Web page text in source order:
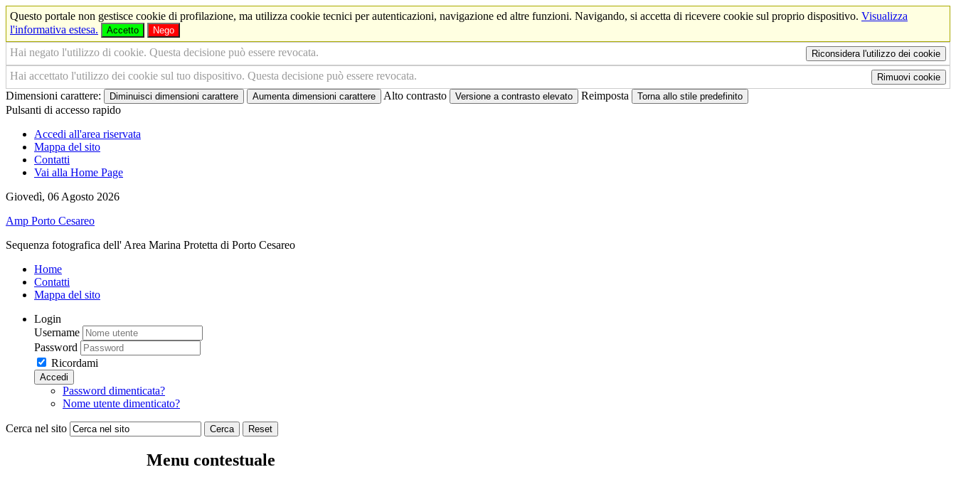
Questo portale non gestisce cookie di profilazione, ma utilizza cookie tecnici per autenticazioni, navigazione ed altre funzioni. Navigando, si accetta di ricevere cookie sul proprio dispositivo. Visualizza
l'informativa estesa.
Accetto Nego
Hai negato l'utilizzo di cookie. Questa decisione può essere revocata. Riconsidera l'utilizzo dei cookie
Hai accettato l'utilizzo dei cookie sul tuo dispositivo. Questa decisione può essere revocata. Rimuovi cookie
Dimensioni carattere: Diminuisci dimensioni carattere Aumenta dimensioni carattere Alto contrasto Versione a contrasto elevato Reimposta Torna allo stile predefinito
Pulsanti di accesso rapido
Accedi all'area riservata
Mappa del sito
Contatti
Vai alla Home Page
Giovedì, 06 Agosto 2026
Amp Porto Cesareo
Sequenza fotografica dell' Area Marina Protetta di Porto Cesareo
Home
Contatti
Mappa del sito
Login
Username
Password
Ricordami
Accedi
Password dimenticata?
Nome utente dimenticato?
Cerca nel sito Cerca Reset
Menu contestuale